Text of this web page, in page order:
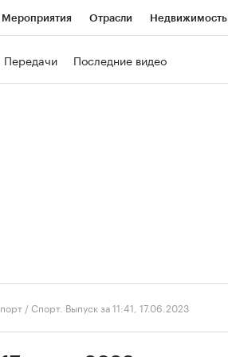
Мероприятия Отрасли Недвижимость
Передачи Последние видео
/Спорт. Выпуск за 11:41, 17.06.2023